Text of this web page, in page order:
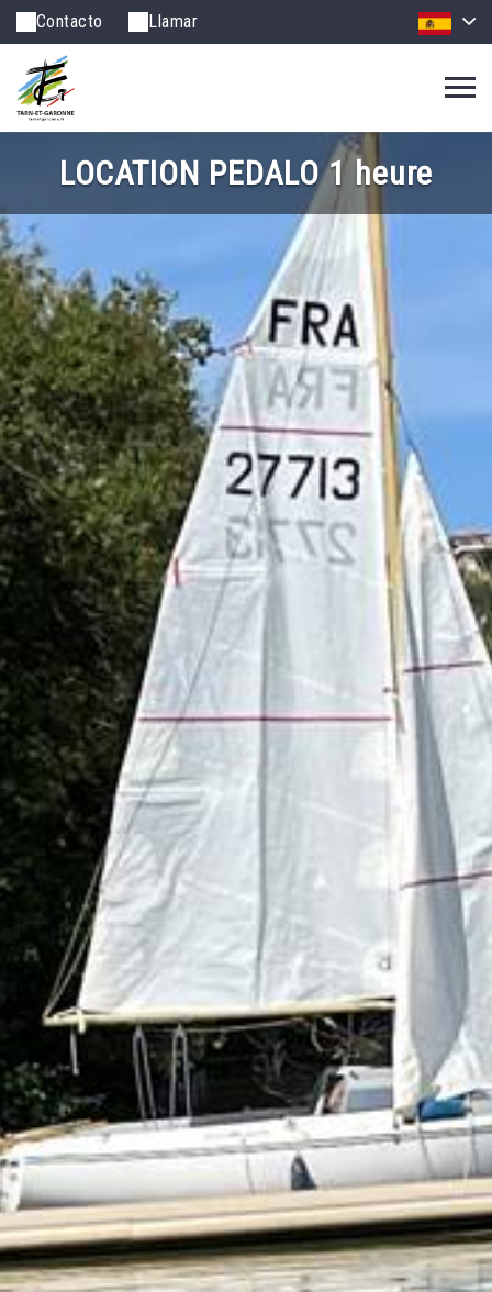
Contacto Llamar
LOCATION PEDALO 1 heure